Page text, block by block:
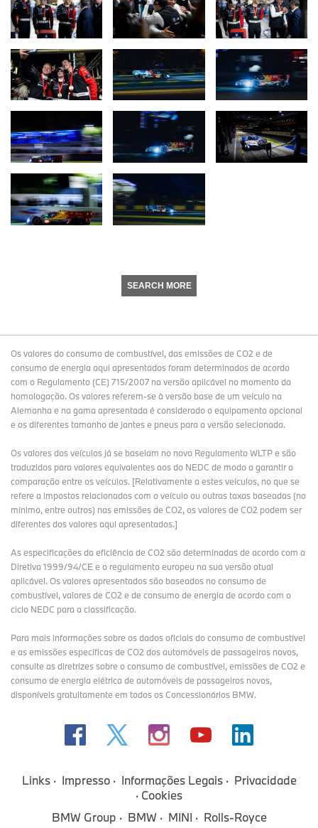
SEARCH MORE
Os valores do consumo de combustível, das emissões de CO2 e de
consumo de energia aqui apresentados foram determinados de acordo
com o Regulamento (CE) 715/2007 na versão aplicável no momento da
homologação. Os valores referem-se à versão base de um veículo na
Alemanha e na gama apresentada é considerado o equipamento opcional
e os diferentes tamanho de jantes e pneus para a versão selecionada.
Os valores dos veículos já se baseiam no novo Regulamento WLTP e são
traduzidos para valores equivalentes aos do NEDC de modo a garantir a
comparação entre os veículos. [Relativamente a estes veículos, no que se
refere a impostos relacionados com o veículo ou outras taxas baseadas (no
mínimo, entre outros) nas emissões de CO2, os valores de CO2 podem ser
diferentes dos valores aqui apresentados.]
As especificações da eficiência de CO2 são determinadas de acordo com a
Diretiva 1999/94/CE e o regulamento europeu na sua versão atual
aplicável. Os valores apresentados são baseados no consumo de
combustível, valores de CO2 e de consumo de energia de acordo com o
ciclo NEDC para a classificação.
Para mais informações sobre os dados oficiais do consumo de combustível
e as emissões específicas de CO2 dos automóveis de passageiros novos,
consulte as diretrizes sobre o consumo de combustível, emissões de CO2 e
consumo de energia elétrica de automóveis de passageiros novos,
disponíveis gratuitamente em todos os Concessionários BMW.
Links Impresso Informações Legais
Privacidade
Cookies
BMW Group
BMW MINI Rolls-Royce